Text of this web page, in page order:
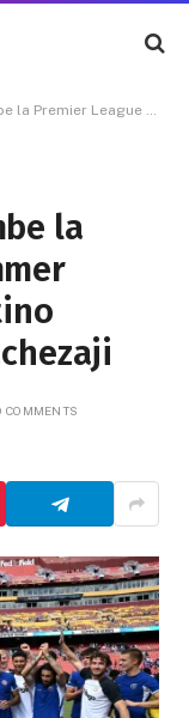
Huku Pochettino Akiisifia Timu na Wachezaji
la
COMMENTS